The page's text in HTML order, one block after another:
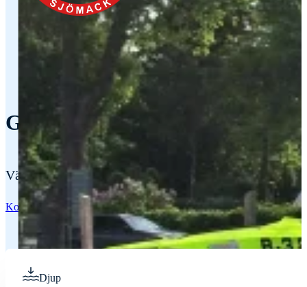
Gästhamn i Gräddö
Välkommen till vår gästhamn i Gräddö. Här kan du
Kontakta oss Vår sjömack
Djup